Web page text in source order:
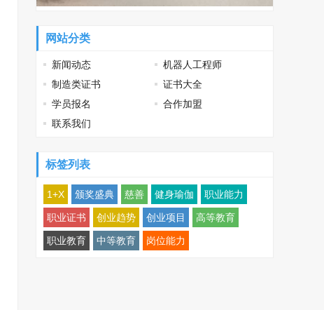
网站分类
新闻动态
机器人工程师
制造类证书
证书大全
学员报名
合作加盟
联系我们
标签列表
1+X 颁奖盛典 慈善 健身瑜伽 职业能力
职业证书 创业趋势 创业项目 高等教育
职业教育 中等教育 岗位能力